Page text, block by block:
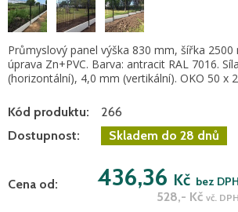
Průmyslový panel výška 830 mm, šířka 2500
úprava Zn+PVC. Barva: antracit RAL 7016.
(horizontální), 4,0 mm (vertikální). OKO 50 x
Kód produktu:
266
Dostupnost:
Skladem do 28 dnů
Cena od: 436,36 Kč bez DPH
528,- Kč vč. DPH